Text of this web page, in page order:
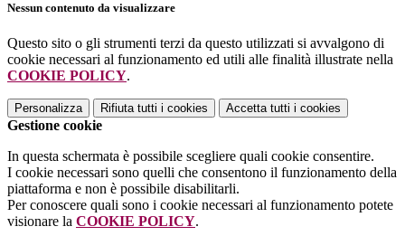
Nessun contenuto da visualizzare
Questo sito o gli strumenti terzi da questo utilizzati si avvalgono di
cookie necessari al funzionamento ed utili alle finalità illustrate nella
COOKIE POLICY.
Personalizza Rifiuta tutti i cookies Accetta tutti i cookies
Gestione cookie
In questa schermata è possibile scegliere quali cookie consentire.
I cookie necessari sono quelli che consentono il funzionamento della
piattaforma e non è possibile disabilitarli.
Per conoscere quali sono i cookie necessari al funzionamento potete
visionare la COOKIE POLICY.